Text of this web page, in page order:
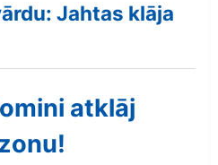
Jahtas klāja
atklāj